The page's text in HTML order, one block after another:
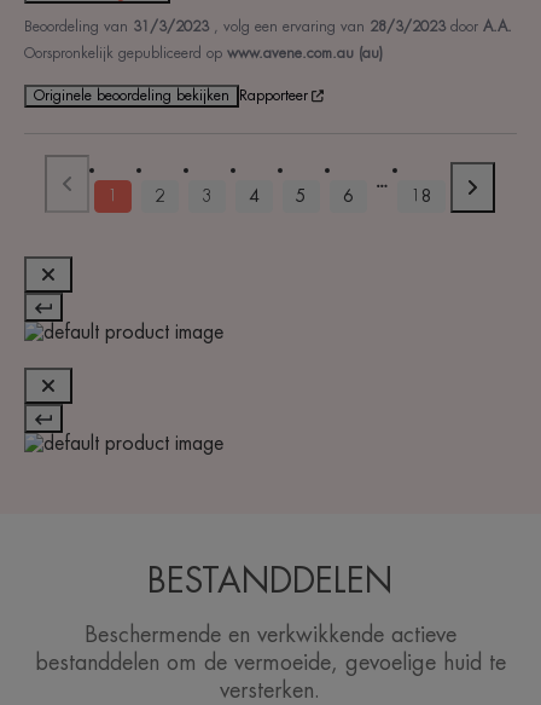
Beoordeling van 31/3/2023 , volg een ervaring van 28/3/2023 door A.A.
Oorspronkelijk gepubliceerd op www.avene.com.au (au)
Originele beoordeling bekijken Rapporteer
1 2 3 4 5 6 18
BESTANDDELEN
Beschermende en verkwikkende actieve
bestanddelen om de vermoeide, gevoelige huid te
versterken.